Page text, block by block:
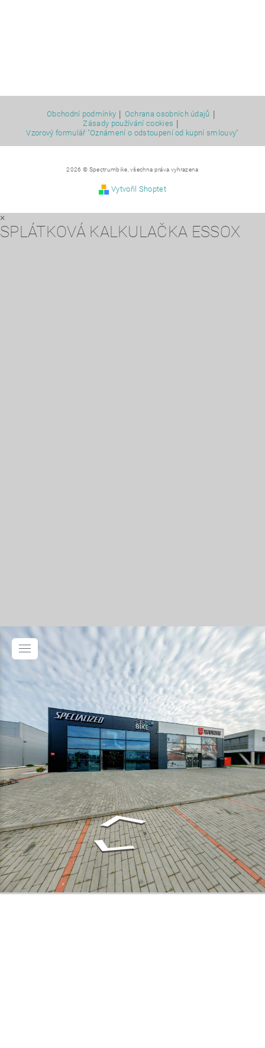
Obchodní podmínky | Ochrana osobních údajů |
Zásady používání cookies |
Vzorový formulář "Oznámení o odstoupení od kupní smlouvy"
2026 © Spectrumbike, všechna práva vyhrazena
Vytvořil Shoptet
×
SPLÁTKOVÁ KALKULAČKA ESSOX